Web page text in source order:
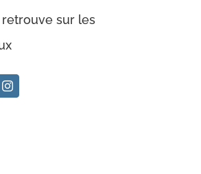
retrouve sur les